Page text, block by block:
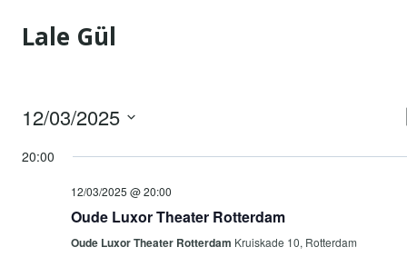
naarLale Gül
12/03/2025
een
20:00
12/03/2025 @ 20:00
Oude Luxor Theater Rotterdam
Oude Luxor Theater Rotterdam Kruiskade 10, Rotterdam